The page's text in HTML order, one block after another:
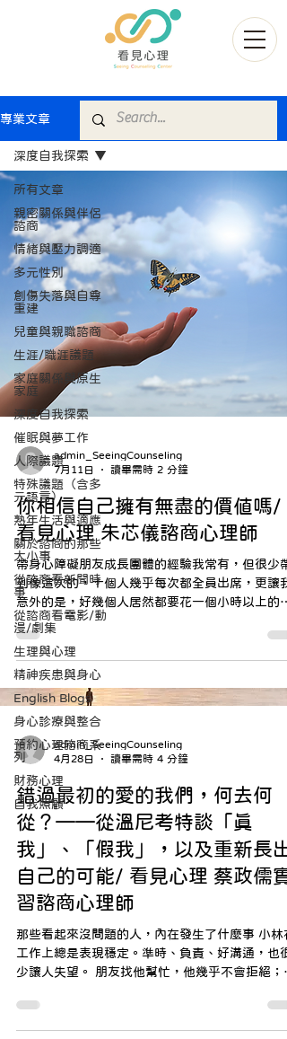
專業文章
所有文章
親密關係與伴侶
諮商
情緒與壓力調適
多元性別
創傷失落與自尊
重建
兒童與親職諮商
生涯/職涯議題
家庭關係與原生
家庭
深度自我探索
催眠與夢工作
人際議題
特殊議題（含多
元語言）
熟年生活與適應
關於諮商的那些
大小事
從諮商看新聞時
事
從諮商看電影/動
漫/劇集
生理與心理
精神疾患與身心
English Blogs
身心診療與整合
預約心理諮商系
列
財務心理
自我照顧
深度自我探索
admin_SeeingCounseling
7月11日
讀畢需時 2 分鐘
你相信自己擁有無盡的價值嗎/
看見心理 朱芯儀諮商心理師
帶身心障礙朋友成長團體的經驗我常有，但很少帶
到像這次的，十個人幾乎每次都全員出席，更讓我
意外的是，好幾個人居然都要花一個小時以上的車
程才能來到這裡，但每次都是那麼熱切期待，大家
搶著說話，積極投入探索和成長。
admin_SeeingCounseling
4月28日
讀畢需時 4 分鐘
錯過最初的愛的我們，何去何
從？——從溫尼考特談「真
我」、「假我」，以及重新長出
自己的可能/ 看見心理 蔡政儒實
習諮商心理師
那些看起來沒問題的人，內在發生了什麼事 小林在
工作上總是表現穩定。準時、負責、好溝通，也很
少讓人失望。 朋友找他幫忙，他幾乎不會拒絕；主
時候，在一天結束之後，回到房間，他會有一種說
不上來的感覺—— 不是難過，也不是壓力。比較像